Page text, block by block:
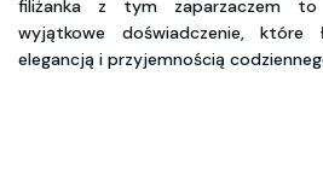
filiżanka z tym zaparzaczem
wyjątkowe doświadczenie, które
elegancją i przyjemnością